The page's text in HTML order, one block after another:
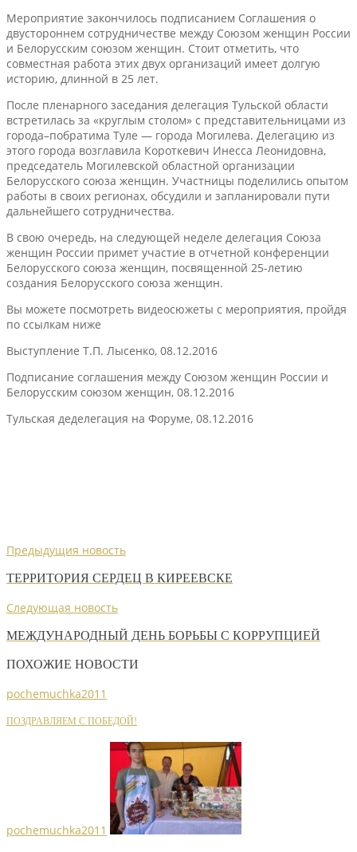
Мероприятие закончилось подписанием Соглашения о
двустороннем сотрудничестве между Союзом женщин России
и Белорусским союзом женщин. Стоит отметить, что
совместная работа этих двух организаций имеет долгую
историю, длинной в 25 лет.
После пленарного заседания делегация Тульской области
встретилась за «круглым столом» с представительницами из
города–побратима Туле — города Могилева. Делегацию из
этого города возглавила Короткевич Инесса Леонидовна,
председатель Могилевской областной организации
Белорусского союза женщин. Участницы поделились опытом
работы в своих регионах, обсудили и запланировали пути
дальнейшего сотрудничества.
В свою очередь, на следующей неделе делегация Союза
женщин России примет участие в отчетной конференции
Белорусского союза женщин, посвященной 25-летию
создания Белорусского союза женщин.
Вы можете посмотреть видеосюжеты с мероприятия, пройдя
по ссылкам ниже
Выступление Т.П. Лысенко, 08.12.2016
Подписание соглашения между Союзом женщин России и
Белорусским союзом женщин, 08.12.2016
Тульская деделегация на Форуме, 08.12.2016
Предыдущия новость
ТЕРРИТОРИЯ СЕРДЕЦ В КИРЕЕВСКЕ
Следующая новость
МЕЖДУНАРОДНЫЙ ДЕНЬ БОРЬБЫ С КОРРУПЦИЕЙ
ПОХОЖИЕ НОВОСТИ
pochemuchka2011
ПОЗДРАВЛЯЕМ С ПОБЕДОЙ!
pochemuchka2011